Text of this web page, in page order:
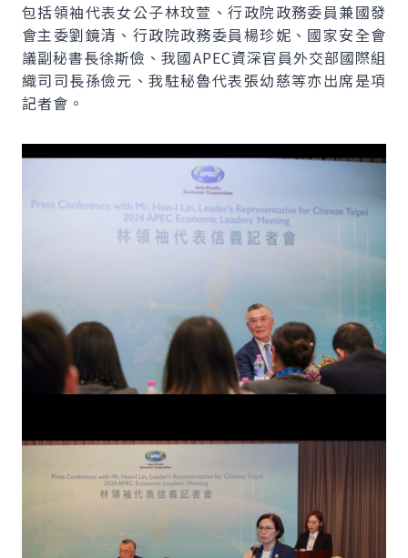
包括領袖代表女公子林玟萱、行政院政務委員兼國發
會主委劉鏡清、行政院政務委員楊珍妮、國家安全會
議副秘書長徐斯儉、我國APEC資深官員外交部國際組
織司司長孫儉元、我駐秘魯代表張幼慈等亦出席是項
記者會。